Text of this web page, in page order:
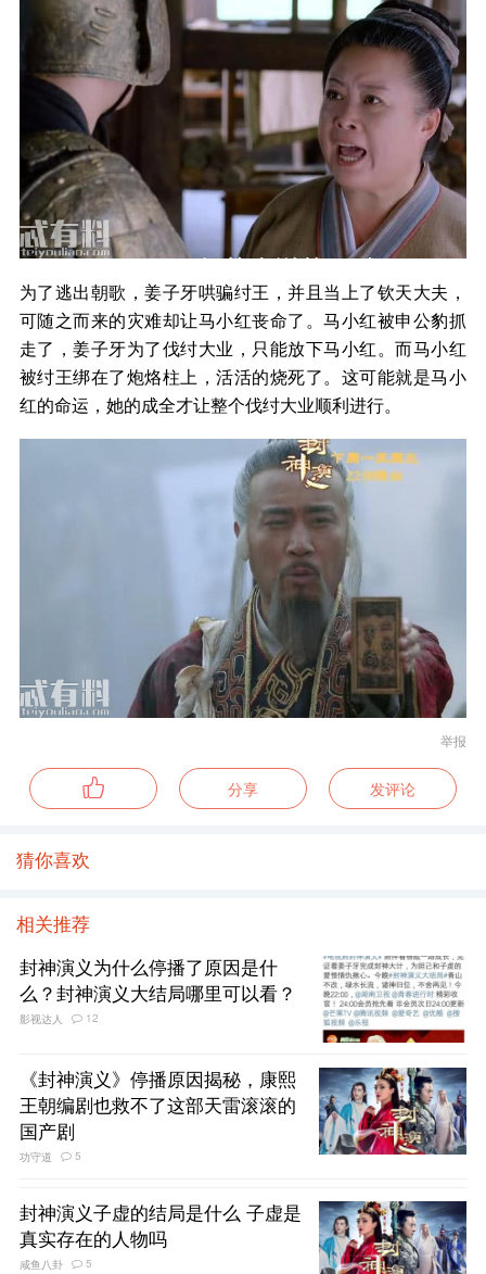
为了逃出朝歌，姜子牙哄骗纣王，并且当上了钦天大夫，
可随之而来的灾难却让马小红丧命了。马小红被申公豹抓
走了，姜子牙为了伐纣大业，只能放下马小红。而马小红
被纣王绑在了炮烙柱上，活活的烧死了。这可能就是马小
红的命运，她的成全才让整个伐纣大业顺利进行。
举报
分享 发评论
猜你喜欢
相关推荐
封神演义为什么停播了原因是什
么？封神演义大结局哪里可以看？
影视达人 12
《封神演义》停播原因揭秘，康熙
王朝编剧也救不了这部天雷滚滚的
国产剧
功守道 5
封神演义子虚的结局是什么 子虚是
真实存在的人物吗
咸鱼八卦 5